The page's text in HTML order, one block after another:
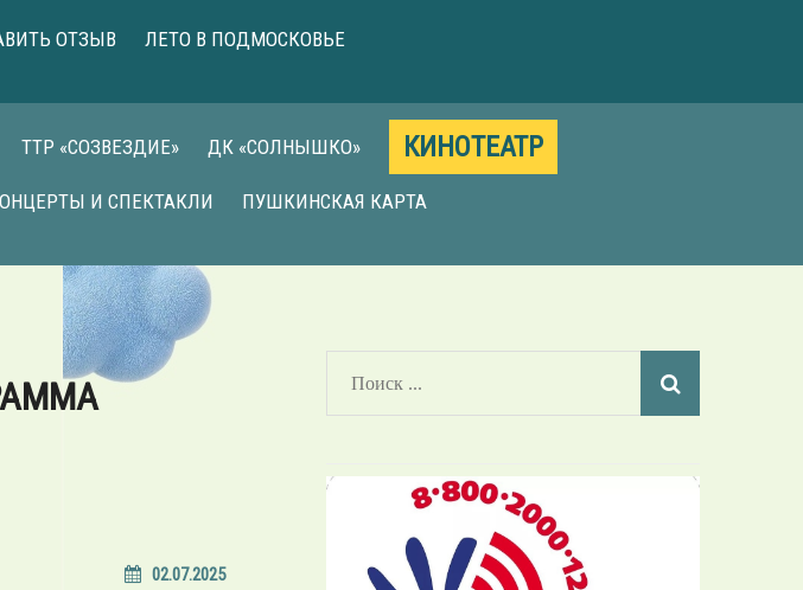
ОТЗЫВ ЛЕТО В ПОДМОСКОВЬЕ
ТТР «СОЗВЕЗДИЕ» ДК «СОЛНЫШКО» КИНОТЕАТР
И СПЕКТАКЛИ ПУШКИНСКАЯ КАРТА
02.07.2025